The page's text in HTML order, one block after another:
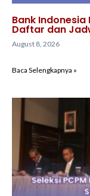
Bank Indonesia
Daftar dan
August 8, 2026
Baca Selengkapnya »